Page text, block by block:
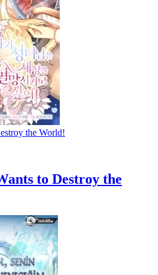
the World!
to Destroy the